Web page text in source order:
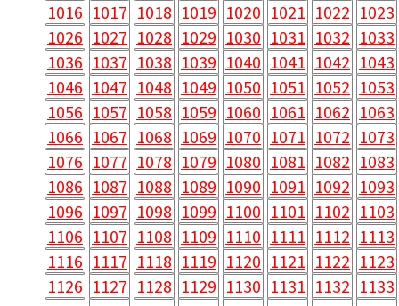
1016 1017 1018 1019 1020 1021 1022 1023
1026 1027 1028 1029 1030 1031 1032 1033
1036 1037 1038 1039 1040 1041 1042 1043
1046 1047 1048 1049 1050 1051 1052 1053
1056 1057 1058 1059 1060 1061 1062 1063
1066 1067 1068 1069 1070 1071 1072 1073
1076 1077 1078 1079 1080 1081 1082 1083
1086 1087 1088 1089 1090 1091 1092 1093
1096 1097 1098 1099 1100 1101 1102 1103
1106 1107 1108 1109 1110 1111 1112 1113
1116 1117 1118 1119 1120 1121 1122 1123
1126 1127 1128 1129 1130 1131 1132 1133